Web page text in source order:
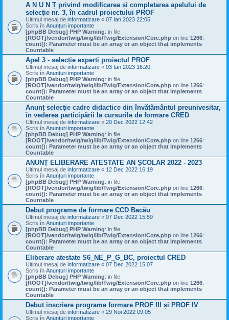
A N U N Ț privind modificarea și completarea apelului de
selecție nr. 3, în cadrul proiectului PROF
Ultimul mesaj de informatizare « 07 Ian 2023 22:05
Scris în Anunțuri importante
[phpBB Debug] PHP Warning: in file
[ROOT]/vendor/twig/twig/lib/Twig/Extension/Core.php on line 1266:
count(): Parameter must be an array or an object that implements
Countable
Apel 3 - selecție experti proiectul PROF
Ultimul mesaj de informatizare « 03 Ian 2023 16:20
Scris în Anunțuri importante
[phpBB Debug] PHP Warning: in file
[ROOT]/vendor/twig/twig/lib/Twig/Extension/Core.php on line 1266:
count(): Parameter must be an array or an object that implements
Countable
Anunț selecţie cadre didactice din învăţământul preunivesitar,
în vederea participării la cursurile de formare CRED
Ultimul mesaj de informatizare « 20 Dec 2022 12:42
Scris în Anunțuri importante
[phpBB Debug] PHP Warning: in file
[ROOT]/vendor/twig/twig/lib/Twig/Extension/Core.php on line 1266:
count(): Parameter must be an array or an object that implements
Countable
ANUNȚ ELIBERARE ATESTATE AN ȘCOLAR 2022 - 2023
Ultimul mesaj de informatizare « 12 Dec 2022 16:19
Scris în Anunțuri importante
[phpBB Debug] PHP Warning: in file
[ROOT]/vendor/twig/twig/lib/Twig/Extension/Core.php on line 1266:
count(): Parameter must be an array or an object that implements
Countable
Debut programe de formare CCD Bacău
Ultimul mesaj de informatizare « 07 Dec 2022 15:59
Scris în Anunțuri importante
[phpBB Debug] PHP Warning: in file
[ROOT]/vendor/twig/twig/lib/Twig/Extension/Core.php on line 1266:
count(): Parameter must be an array or an object that implements
Countable
Eliberare atestate S6_NE_P_G_BC, proiectul CRED
Ultimul mesaj de informatizare « 07 Dec 2022 15:07
Scris în Anunțuri importante
[phpBB Debug] PHP Warning: in file
[ROOT]/vendor/twig/twig/lib/Twig/Extension/Core.php on line 1266:
count(): Parameter must be an array or an object that implements
Countable
Debut inscriere programe formare PROF III și PROF IV
Ultimul mesaj de informatizare « 29 Noi 2022 09:05
Scris în Anunțuri importante